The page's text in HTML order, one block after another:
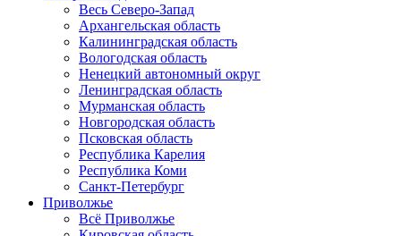
Весь Северо-Запад
Архангельская область
Калининградская область
Вологодская область
Ненецкий автономный округ
Ленинградская область
Мурманская область
Новгородская область
Псковская область
Республика Карелия
Республика Коми
Санкт-Петербург
Приволжье
Всё Приволжье